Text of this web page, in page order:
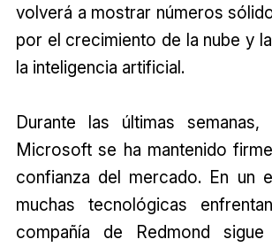
volverá a mostrar números
por el crecimiento de la nube y
la inteligencia artificial.
Durante las últimas
Microsoft se ha mantenido
confianza del mercado. En un
muchas tecnológicas
compañía de Redmond sigue